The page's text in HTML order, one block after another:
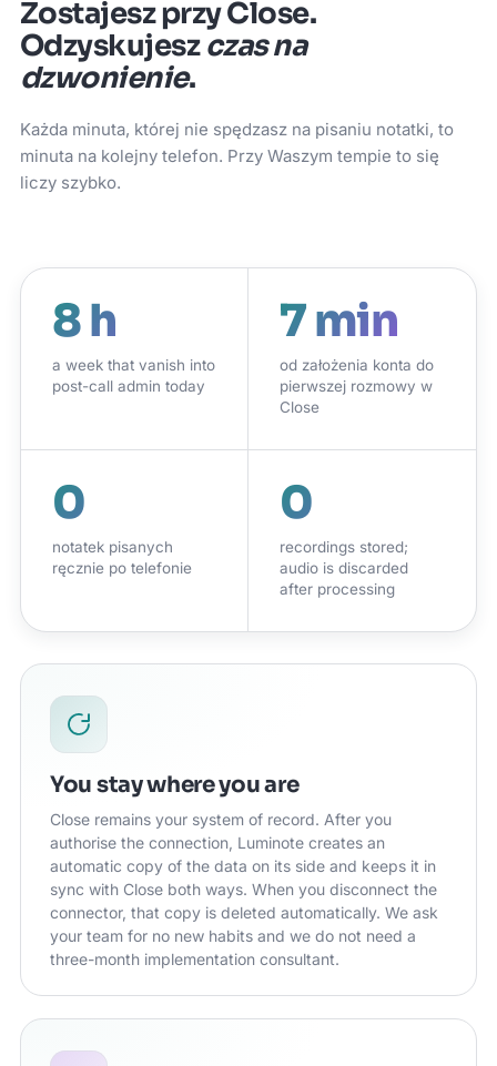
Zostajesz przy Close.
Odzyskujeszczas na
dzwonienie.
Każda minuta, której nie spędzasz na pisaniu notatki, to
minuta na kolejny telefon. Przy Waszym tempie to się
liczy szybko.
8 h
a week that vanish into
post-call admin today
7 min
od założenia konta do
pierwszej rozmowy w
Close
0
notatek pisanych
ręcznie po telefonie
0
recordings stored;
audio is discarded
after processing
You stay where you are
Close remains your system of record. After you
authorise the connection, Luminote creates an
automatic copy of the data on its side and keeps it in
sync with Close both ways. When you disconnect the
connector, that copy is deleted automatically. We ask
your team for no new habits and we do not need a
three-month implementation consultant.